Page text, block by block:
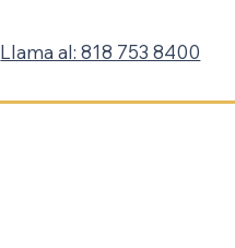
Llama al: 818 753 8400